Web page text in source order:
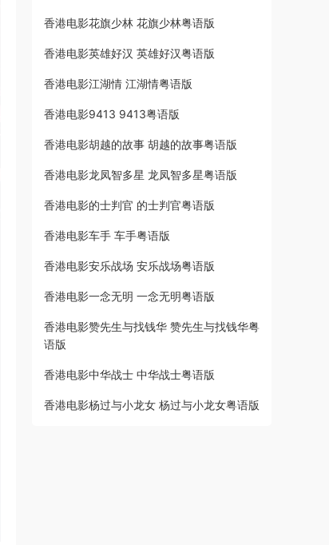
香港电影花旗少林 花旗少林粤语版
香港电影英雄好汉 英雄好汉粤语版
香港电影江湖情 江湖情粤语版
香港电影9413 9413粤语版
香港电影胡越的故事 胡越的故事粤语版
香港电影龙凤智多星 龙凤智多星粤语版
香港电影的士判官 的士判官粤语版
香港电影车手 车手粤语版
香港电影安乐战场 安乐战场粤语版
香港电影一念无明 一念无明粤语版
香港电影赞先生与找钱华 赞先生与找钱华粤
语版
香港电影中华战士 中华战士粤语版
香港电影杨过与小龙女 杨过与小龙女粤语版